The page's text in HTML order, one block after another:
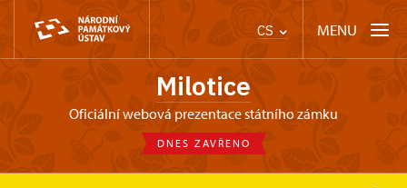
CS MENU
Milotice
oficiální webová prezentace státního zámku
DNES ZAVŘENO